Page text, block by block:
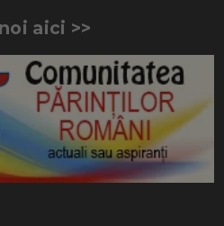
aici >>